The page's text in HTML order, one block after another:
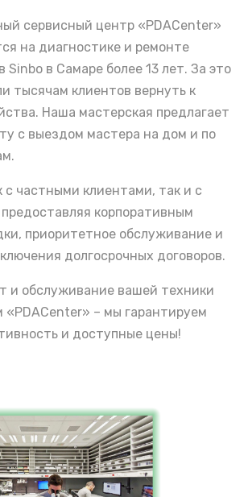
сервисный центр «PDACenter»
на диагностике и ремонте
Sinbo в Самаре более 13 лет. За это
тысячам клиентов вернуть к
Наша мастерская предлагает
с выездом мастера на дом и по
с частными клиентами, так и с
корпоративным
приоритетное обслуживание и
долгосрочных договоров.
и обслуживание вашей техники
«PDACenter» – мы гарантируем
и доступные цены!